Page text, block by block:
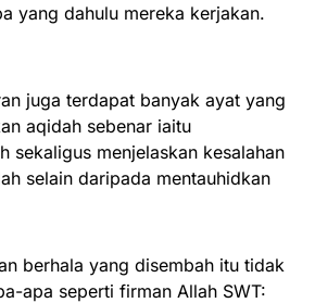
yang dahulu mereka kerjakan.
juga terdapat banyak ayat yang
aqidah sebenar iaitu
sekaligus menjelaskan kesalahan
selain daripada mentauhidkan
berhala yang disembah itu tidak
apa seperti firman Allah SWT: